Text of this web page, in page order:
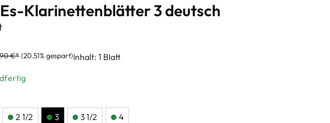
Es-Klarinettenblätter 3 deutsch
€*(20.51% gespart)Inhalt: 1 Blatt
2 1/2 3 3 1/2 4